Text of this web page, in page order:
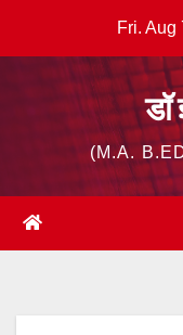
Fri. Aug
डॉ
(M.A.